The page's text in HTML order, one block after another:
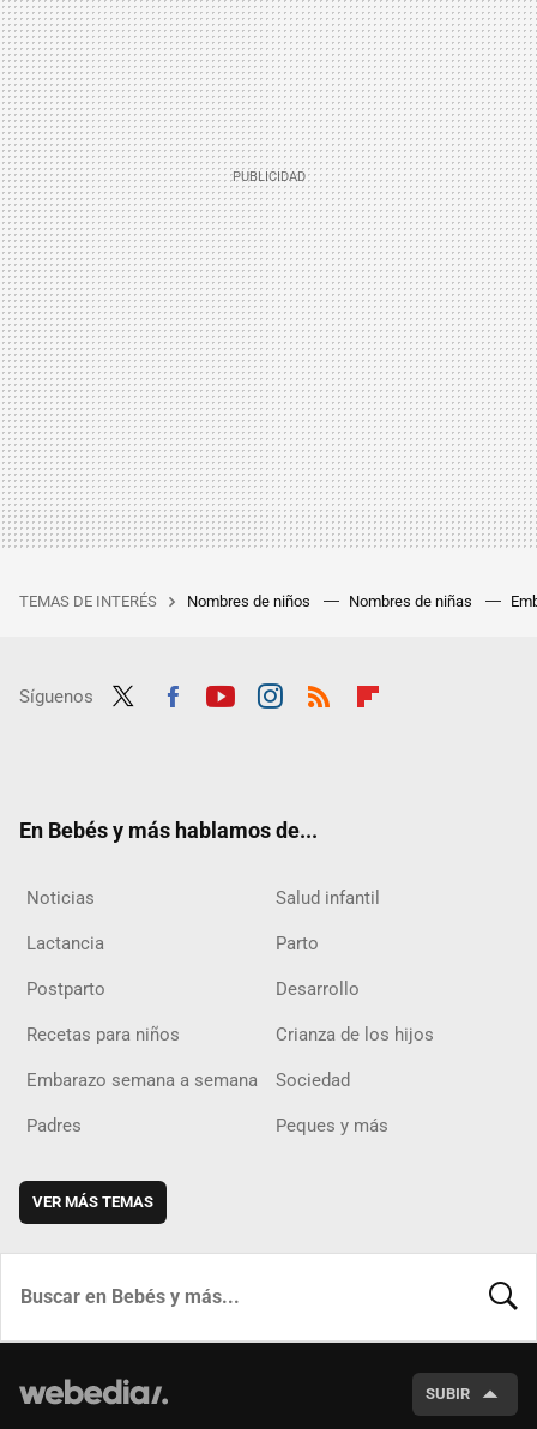
TEMAS DE INTERÉS Nombres de niños Nombres de niñas
Síguenos
En Bebés y más hablamos de...
Noticias Salud infantil
Lactancia Parto
Postparto Desarrollo
Recetas para niños Crianza de los hijos
Embarazo semana a semana Sociedad
Padres Peques y más
VER MÁS TEMAS
SUBIR